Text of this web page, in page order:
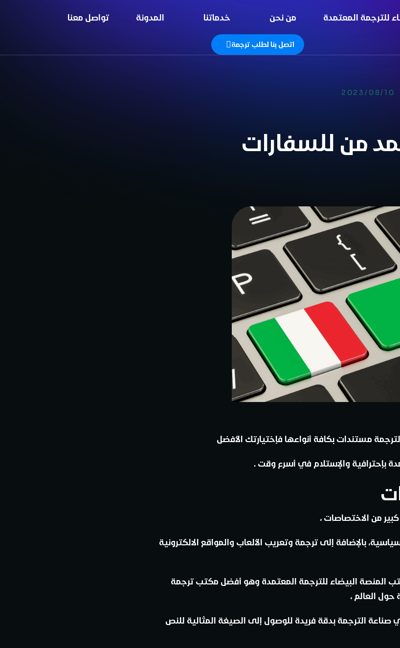
للترجمة المعتمدة من نحن خدماتنا المدونة تواصل معنا
اتصل بنا لطلب ترجمة
2023/08/10
من للسفارات
مستندات بكافة أنواعها فإختيارتك الأفضل
بإحترافية والإستلام في أسرع وقت .
من الاختصاصات ،
بالإضافة إلى ترجمة وتعريب الألعاب والمواقع الالكترونية
المنصة البيضاء للترجمة المعتمدة وهو أفضل مكتب ترجمة
الترجمة بدقة فريدة للوصول إلى الصيغة المثالية للنص